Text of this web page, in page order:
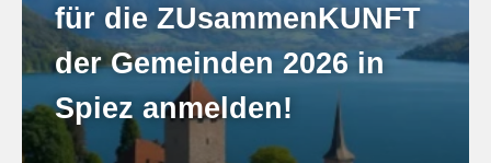
für die ZUsammenKUNFT
der Gemeinden 2026 in
Spiez anmelden!